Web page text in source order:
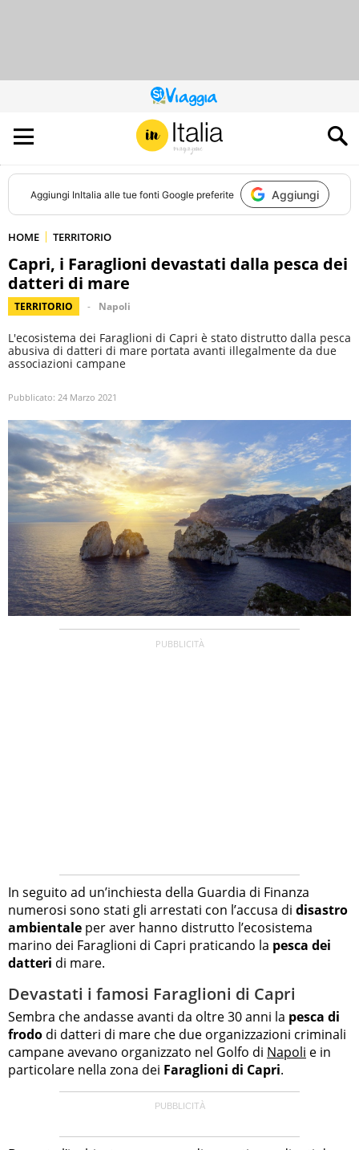
QUESTO
SITO
CONTRIBUISCE
ALL’AUDIENCE
DI
Aggiungi InItalia alle tue fonti Google preferite Aggiungi
HOME TERRITORIO
Capri, i Faraglioni devastati dalla pesca dei
datteri di mare
TERRITORIO Napoli
L'ecosistema dei Faraglioni di Capri è stato distrutto dalla pesca
abusiva di datteri di mare portata avanti illegalmente da due
associazioni campane
Pubblicato: 24 Marzo 2021
In seguito ad un’inchiesta della Guardia di Finanza
numerosi sono stati gli arrestati con l’accusa di disastro
ambientale per aver hanno distrutto l’ecosistema
marino dei Faraglioni di Capri praticando la pesca dei
datteri di mare.
Devastati i famosi Faraglioni di Capri
Sembra che andasse avanti da oltre 30 anni la pesca di
frodo di datteri di mare che due organizzazioni criminali
campane avevano organizzato nel Golfo di Napoli e in
particolare nella zona dei Faraglioni di Capri.